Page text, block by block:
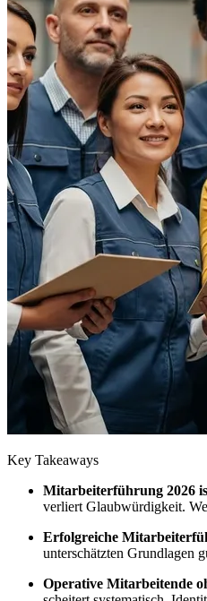
Key Takeaways
Mitarbeiterführung 2026
verliert Glaubwürdigkeit.
Erfolgreiche
unterschätzten Grundlagen
Operative Mitarbeitende